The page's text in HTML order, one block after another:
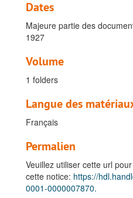
Dates
Majeure partie des
1927
Volume
1 folders
Langue des
Français
Permalien
Veuillez utiliser cette url
cette notice: https://
0001-0000007870.
Fonds Fuchs, Félix
I. Terme 1 (Janvier
II. Terme 2
III. Terme 3 (juillet
V. Terme 5 (avril
VI. Terme 6 (avril